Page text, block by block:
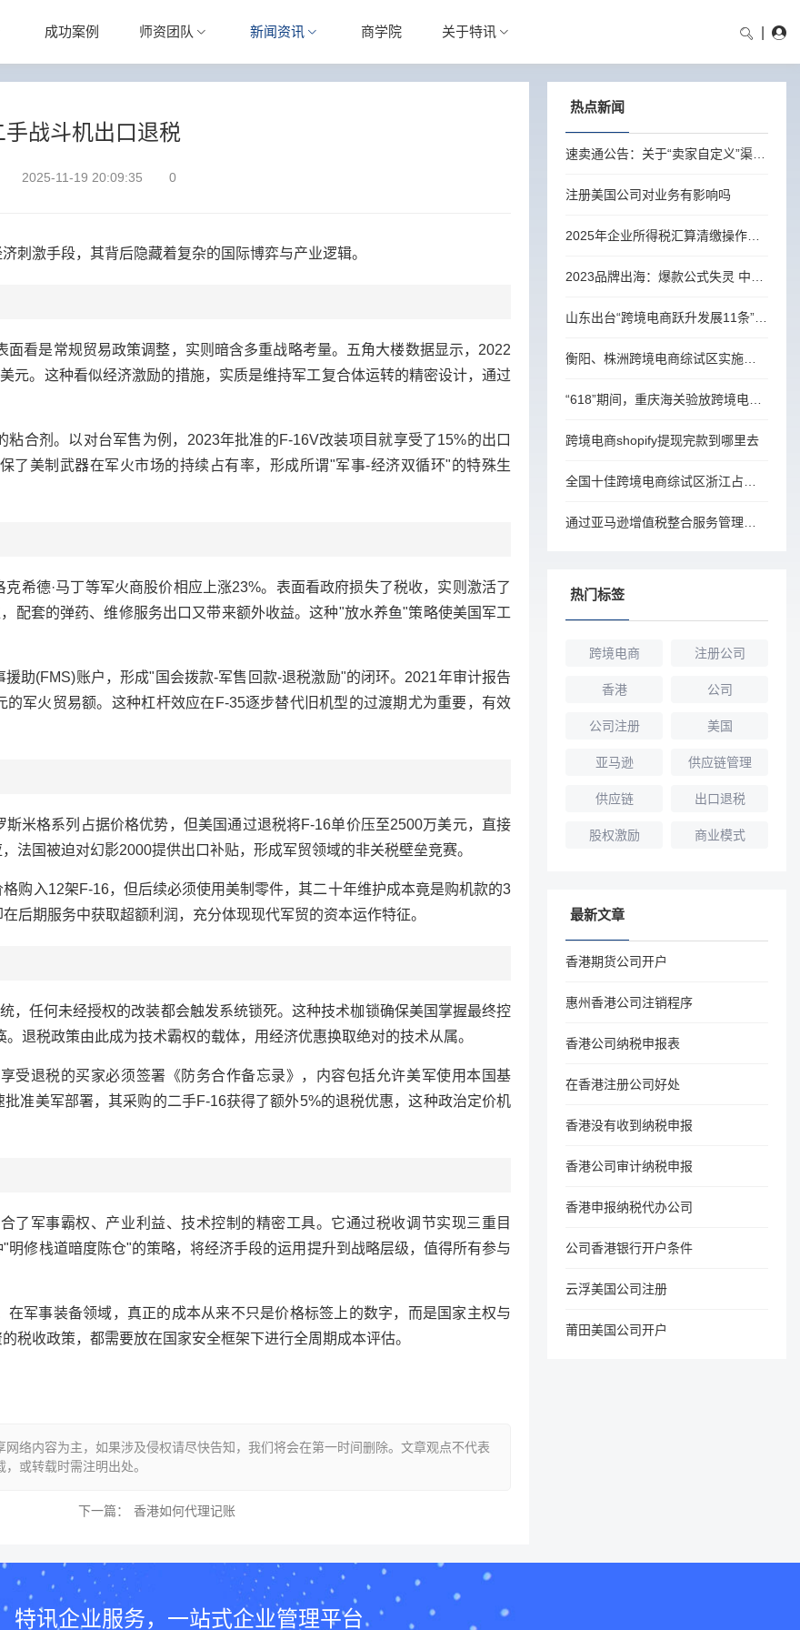
成功案例 师资团队 新闻资讯 商学院 关于特讯
手战斗机出口退税
2025-11-19 20:09:35 0
激手段，其背后隐藏着复杂的国际博弈与产业逻辑。
是常规贸易政策调整，实则暗含多重战略考量。五角大楼数据显示，2022
元。这种看似经济激励的措施，实质是维持军工复合体运转的精密设计，通过
剂。以对台军售为例，2023年批准的F-16V改装项目就享受了15%的出口
了美制武器在军火市场的持续占有率，形成所谓"军事-经济双循环"的特殊生
德·马丁等军火商股价相应上涨23%。表面看政府损失了税收，实则激活了
配套的弹药、维修服务出口又带来额外收益。这种"放水养鱼"策略使美国军工
(FMS)账户，形成"国会拨款-军售回款-退税激励"的闭环。2021年审计报告
军火贸易额。这种杠杆效应在F-35逐步替代旧机型的过渡期尤为重要，有效
格系列占据价格优势，但美国通过退税将F-16单价压至2500万美元，直接
法国被迫对幻影2000提供出口补贴，形成军贸领域的非关税壁垒竞赛。
入12架F-16，但后续必须使用美制零件，其二十年维护成本竟是购机款的3
后期服务中获取超额利润，充分体现现代军贸的资本运作特征。
任何未经授权的改装都会触发系统锁死。这种技术枷锁确保美国掌握最终控
退税政策由此成为技术霸权的载体，用经济优惠换取绝对的技术从属。
退税的买家必须签署《防务合作备忘录》，内容包括允许美军使用本国基
准美军部署，其采购的二手F-16获得了额外5%的退税优惠，这种政治定价机
军事霸权、产业利益、技术控制的精密工具。它通过税收调节实现三重目
修栈道暗度陈仓"的策略，将经济手段的运用提升到战略层级，值得所有参与
事装备领域，真正的成本从来不只是价格标签上的数字，而是国家主权与
税收政策，都需要放在国家安全框架下进行全周期成本评估。
络内容为主，如果涉及侵权请尽快告知，我们将会在第一时间删除。文章观点不代表
或转载时需注明出处。
下一篇： 香港如何代理记账
热点新闻
注册美国公司对业务有影响吗
跨境电商shopify提现完款到哪里去
热门标签
跨境电商 注册公司
香港 公司
公司注册 美国
亚马逊 供应链管理
供应链 出口退税
股权激励 商业模式
最新文章
香港期货公司开户
惠州香港公司注销程序
香港公司纳税申报表
在香港注册公司好处
香港没有收到纳税申报
香港公司审计纳税申报
香港申报纳税代办公司
公司香港银行开户条件
云浮美国公司注册
莆田美国公司开户
特讯企业服务，一站式企业管理平台